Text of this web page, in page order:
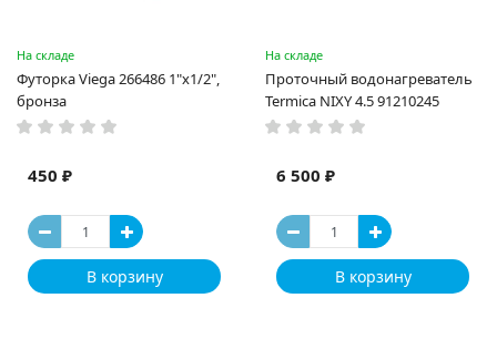
На складе
Футорка Viega 266486 1"х1/2",
бронза
450 ₽
В корзину
На складе
Проточный водонагреватель
Termica NIXY 4.5 91210245
6 500 ₽
В корзину